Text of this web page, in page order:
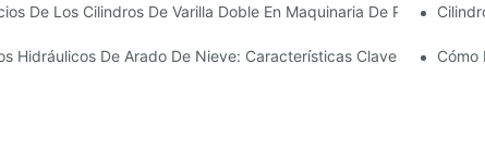
De Los Cilindros De Varilla Doble En Maquinaria De Precisión
Hidráulicos De Arado De Nieve: Características Clave Para Cómo